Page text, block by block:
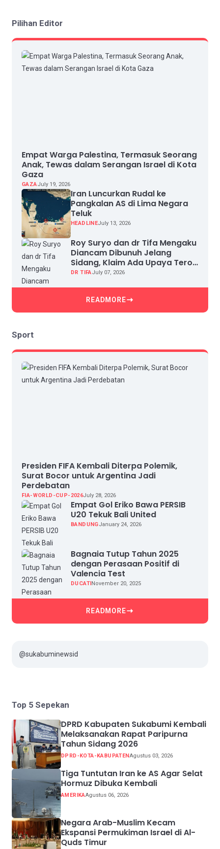
Pilihan Editor
Empat Warga Palestina, Termasuk Seorang
Anak, Tewas dalam Serangan Israel di Kota
Gaza
GAZAJuly 19, 2026
Iran Luncurkan Rudal ke
Pangkalan AS di Lima Negara
Teluk
HEADLINEJuly 13, 2026
Roy Suryo dan dr Tifa Mengaku
Diancam Dibunuh Jelang
Sidang, Klaim Ada Upaya Teror
dan Intimidasi
DR TIFAJuly 07, 2026
READMORE
Sport
Presiden FIFA Kembali Diterpa Polemik,
Surat Bocor untuk Argentina Jadi
Perdebatan
FIA-WORLD-CUP-2026July 28, 2026
Empat Gol Eriko Bawa PERSIB
U20 Tekuk Bali United
BANDUNGJanuary 24, 2026
Bagnaia Tutup Tahun 2025
dengan Perasaan Positif di
Valencia Test
DUCATI November 20, 2025
READMORE
@sukabuminewsid
Top 5 Sepekan
DPRD Kabupaten Sukabumi Kembali
Melaksanakan Rapat Paripurna
Tahun Sidang 2026
DPRD-KOTA-KABUPATEN Agustus 03, 2026
Tiga Tuntutan Iran ke AS Agar Selat
Hormuz Dibuka Kembali
AMERIKAAgustus 06, 2026
Negara Arab-Muslim Kecam
Ekspansi Permukiman Israel di Al-
Quds Timur